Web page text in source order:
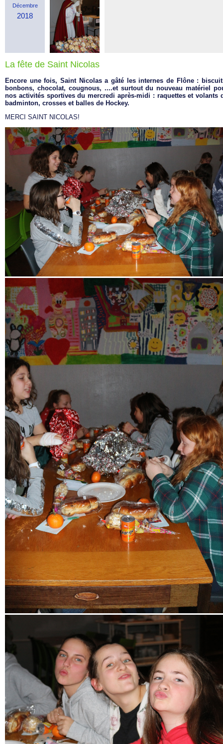
Décembre
2018
La fête de Saint Nicolas
Encore une fois, Saint Nicolas a gâté les internes de Flône :
bonbons, chocolat, cougnous, ....et surtout du nouveau matériel
nos activités sportives du mercredi après-midi : raquettes et volants
badminton, crosses et balles de Hockey.
MERCI SAINT NICOLAS!